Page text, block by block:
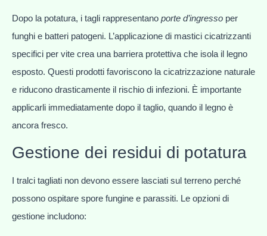
Dopo la potatura, i tagli rappresentano porte d’ingresso per
funghi e batteri patogeni. L’applicazione di mastici cicatrizzanti
specifici per vite crea una barriera protettiva che isola il legno
esposto. Questi prodotti favoriscono la cicatrizzazione naturale
e riducono drasticamente il rischio di infezioni. È importante
applicarli immediatamente dopo il taglio, quando il legno è
ancora fresco.
Gestione dei residui di potatura
I tralci tagliati non devono essere lasciati sul terreno perché
possono ospitare spore fungine e parassiti. Le opzioni di
gestione includono: